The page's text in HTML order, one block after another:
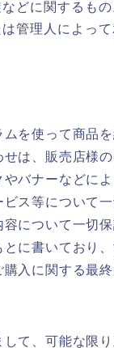
どに関するもの
管理人によっ
を使って商品
は、販売店様
バナーなどに
ス等について
について一切
に書いており
入に関する最
て、可能な限